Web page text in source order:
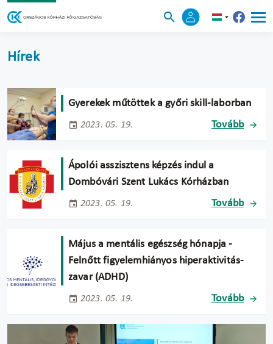
Hírek
Gyerekek műtöttek a győri skill-laborban
2023. 05. 19. Tovább
Ápolói asszisztens képzés indul a
Dombóvári Szent Lukács Kórházban
2023. 05. 19. Tovább
Május a mentális egészség hónapja -
Felnőtt figyelemhiányos hiperaktivitás-
zavar (ADHD)
2023. 05. 19. Tovább